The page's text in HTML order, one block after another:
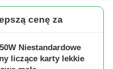
proszku
cenę za
Niestandardowe
liczące karty lekkie